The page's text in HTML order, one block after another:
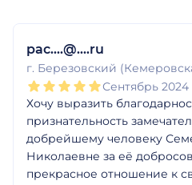
pac....@....ru
г. Березовский
Сентябрь 2024
Хочу выразить
признательность
добрейшему человеку
Николаевне за её
прекрасное отношение к